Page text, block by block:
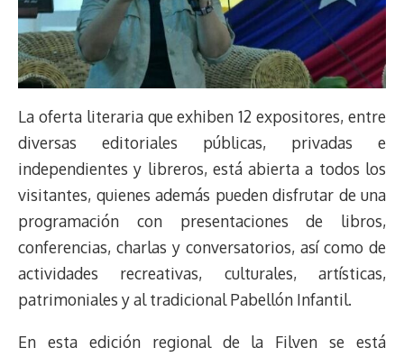
La oferta literaria que exhiben 12 expositores, entre
diversas editoriales públicas, privadas e
independientes y libreros, está abierta a todos los
visitantes, quienes además pueden disfrutar de una
programación con presentaciones de libros,
conferencias, charlas y conversatorios, así como de
actividades recreativas, culturales, artísticas,
patrimoniales y al tradicional Pabellón Infantil.
En esta edición regional de la Filven se está